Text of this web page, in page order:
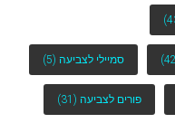
סמיילי לצביעה (5)
פורים לצביעה (31)